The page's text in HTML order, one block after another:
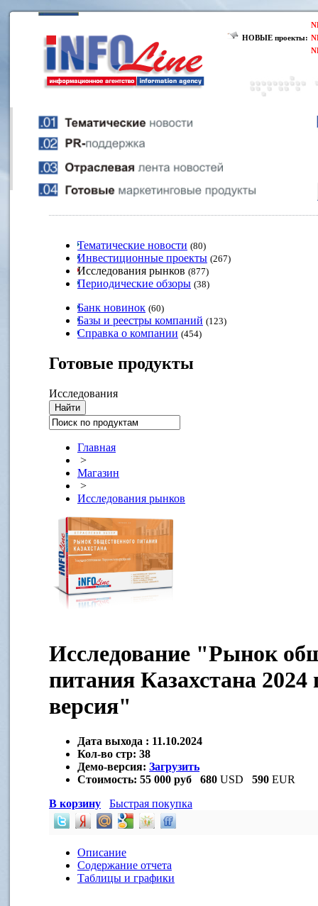
НОВЫЕ проекты:
Тематические новости (80)
Инвестиционные проекты (267)
Исследования рынков (877)
Периодические обзоры (38)
Банк новинок (60)
Базы и реестры компаний (123)
Справка о компании (454)
Готовые продукты
Исследования
Главная
>
Магазин
>
Исследования рынков
Исследование "Рынок
питания Казахстана 2024
версия"
Дата выхода : 11.10.2024
Кол-во стр: 38
Демо-версия: Загрузить
Стоимость: 55 000 руб 680 USD 590 EUR
В корзину
Быстрая покупка
Описание
Содержание отчета
Таблицы и графики